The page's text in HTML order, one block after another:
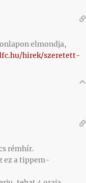
elmondja,
hirek/szeretett-
rémhír.
ez a tippem-